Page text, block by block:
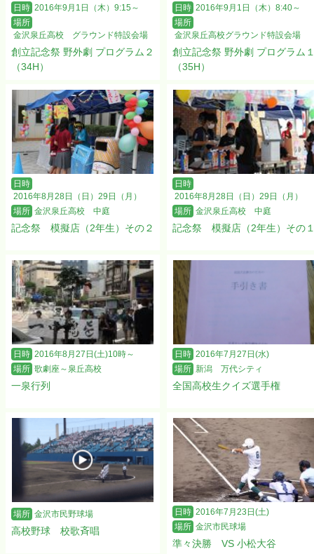
日時 2016年9月1日（木）9:15～
場所
金沢泉丘高校 グラウンド特設会場
創立記念祭 野外劇 プログラム２
（34H）
日時 2016年9月1日（木）8:40～
場所
金沢泉丘高校グラウンド特設会場
創立記念祭 野外劇 プログラム
（35H）
日時
2016年8月28日（日）29日（月）
場所 金沢泉丘高校 中庭
記念祭 模擬店（2年生）その２
日時
2016年8月28日（日）29日（月）
場所 金沢泉丘高校 中庭
記念祭 模擬店（2年生）その
日時 2016年8月27日(土)10時～
場所 歌劇座～泉丘高校
一泉行列
日時 2016年7月27日(水)
場所 新潟 万代シティ
全国高校生クイズ選手権
場所 金沢市民野球場
高校野球 校歌斉唱
日時 2016年7月23日(土)
場所 金沢市民球場
準々決勝 VS 小松大谷